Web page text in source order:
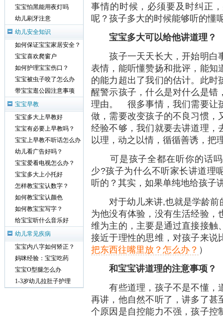
事情的时候，必须要及时纠正
呢？孩子多大的时候能够听的懂
宝宝多大可以给他讲道理？
孩子一天天长大，开始明白
表情，能听懂赞扬和批评，能知
的能力超出了我们的估计。此时
醒警示孩子，什么是对什么是错
理由。 很多事情，我们需要让
做，需要改变孩子的不良习惯，
经验不够，我们就要去讲道理，
以理，动之以情，循循善诱，把
可是孩子全都在听你的话吗
少?孩子为什么不听家长讲道理
听的？其实，如果单纯地给孩子
对于幼儿来讲,也就是学龄前
为他没有体验，没有生活经验，
维为主的，主要是通过直接接触
接近于理性的思维，对孩子来说
把东西往嘴里放？怎么办？ ）
和宝宝讲道理的注意事项？
有些道理，孩子不是不懂，
再讲，他自然不听了，讲多了甚
个原因是自控能力不强，孩子控
宝宝怕黑能用夜灯吗
幼儿刷牙注意
幼儿安全知识
如何保证宝宝家居安全？
宝宝喜欢爬窗户
如何护理宝宝伤口？
宝宝被虫子咬了怎么办
带宝宝逛公园注意事项
宝宝早教
宝宝多大上早教好
宝宝有必要上早教吗？
宝宝上早教不听话怎么办
幼儿看广告好吗？
宝宝爱看电视怎么办？
宝宝多大上小托好
怎样教宝宝认数字？
如何教宝宝认颜色
如何教宝宝写字？
给宝宝听什么音乐好
幼儿常见疾病
宝宝内八字如何矫正？
妈咪经验：宝宝吃药
宝宝O型腿怎么办
1-3岁幼儿拉肚子护理